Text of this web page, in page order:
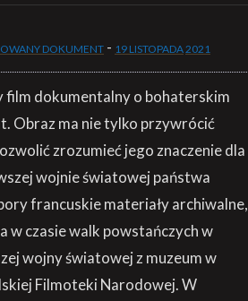
DOKUMENT - 19 LISTOPADA2021
film dokumentalny o bohaterskim
Obraz ma nie tylko przywrócić
zrozumieć jego znaczenie dla
wojnie światowej państwa
francuskie materiały archiwalne,
w czasie walk powstańczych w
wojny światowej z muzeum w
Filmoteki Narodowej. W